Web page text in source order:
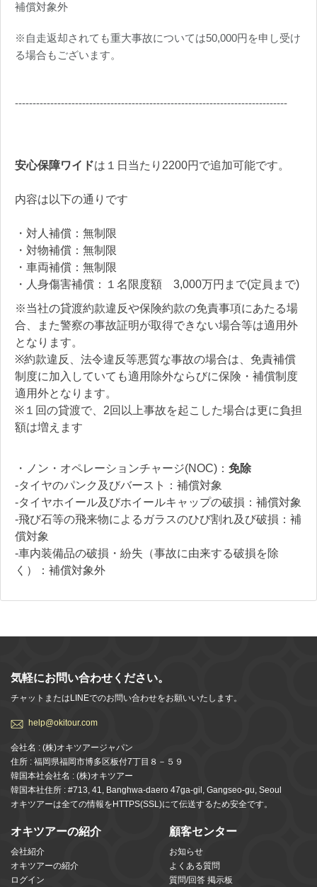
補償対象外
※自走返却されても重大事故については50,000円を申し受け
る場合もございます。
-----------------------------------------------------------------------------
安心保障ワイドは１日当たり2200円で追加可能です。
内容は以下の通りです
・対人補償：無制限
・対物補償：無制限
・車両補償：無制限
・人身傷害補償：１名限度額 3,000万円まで(定員まで)
※当社の貸渡約款違反や保険約款の免責事項にあたる場
合、また警察の事故証明が取得できない場合等は適用外
となります。
※約款違反、法令違反等悪質な事故の場合は、免責補償
制度に加入していても適用除外ならびに保険・補償制度
適用外となります。
※１回の貸渡で、2回以上事故を起こした場合は更に負担
額は増えます
・ノン・オペレーションチャージ(NOC)： 免除
-タイヤのパンク及びバースト：補償対象
-タイヤホイール及びホイールキャップの破損： 補償対象
-飛び石等の飛来物によるガラスのひび割れ及び破損： 補
償対象
-車内装備品の破損・紛失（事故に由来する破損を除
く）：補償対象外
気軽にお問い合わせください。
チャットまたはLINEでのお問い合わせをお願いいたします。
help@okitour.com
会社名 : (株)オキツアージャパン
住所 : 福岡県福岡市博多区板付7丁目８－５９
韓国本社会社名 : (株)オキツアー
韓国本社住所 : #713, 41, Banghwa-daero 47ga-gil, Gangseo-gu, Seoul
オキツアーは全ての情報をHTTPS(SSL)にて伝送するため安全です。
オキツアーの紹介
会社紹介
オキツアーの紹介
ログイン
顧客センター
お知らせ
よくある質問
質問/回答 掲示板